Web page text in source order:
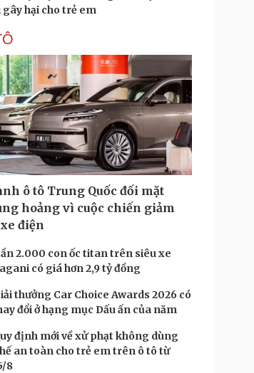
gây hại cho trẻ em
ô tô Trung Quốc đối mặt
hoảng vì cuộc chiến giảm
điện
2.000 con ốc titan trên siêu xe
có giá hơn 2,9 tỷ đồng
thưởng Car Choice Awards 2026 có
đổi ở hạng mục Dấu ấn của năm
định mới về xử phạt không dùng
an toàn cho trẻ em trên ô tô từ
8